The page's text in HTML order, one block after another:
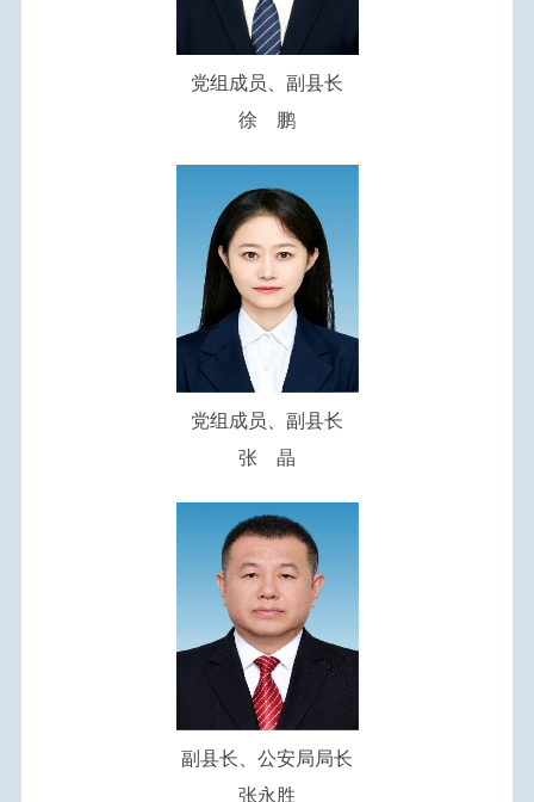
党组成员、副县长
徐 鹏
党组成员、副县长
张 晶
副县长、公安局局长
张永胜